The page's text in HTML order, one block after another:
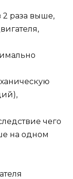
раза выше,
чего
на одном